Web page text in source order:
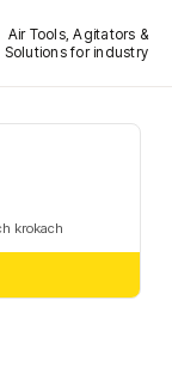
Air Tools, Agitators &
Solutions for industry